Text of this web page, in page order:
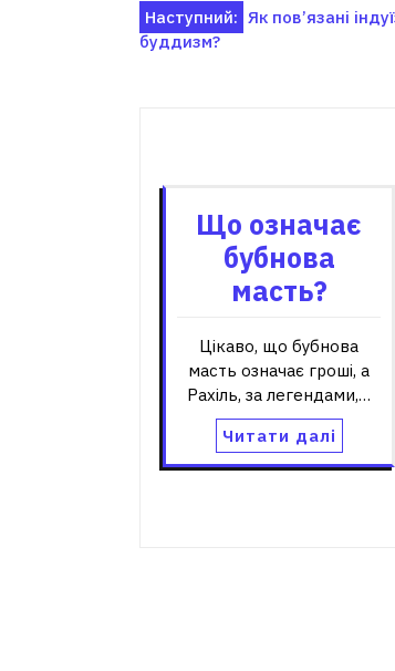
Навігація
Наступний: Як пов’язані
буддизм?
Що означає
бубнова
масть?
Цікаво, що бубнова
масть означає гроші, а
Рахіль, за легендами,…
Читати далі